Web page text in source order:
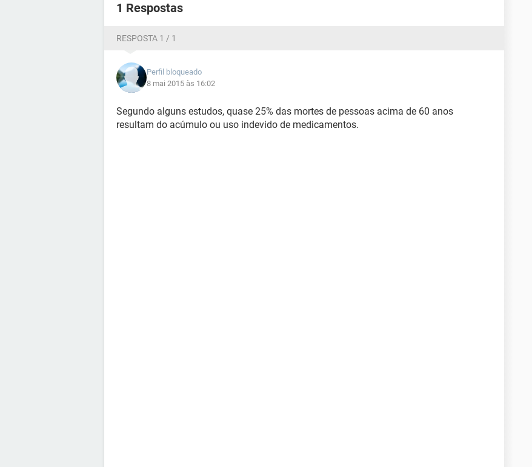
1 Respostas
RESPOSTA 1 / 1
Perfil bloqueado
8 mai 2015 às 16:02
Segundo alguns estudos, quase 25% das mortes de pessoas acima de 60 anos
resultam do acúmulo ou uso indevido de medicamentos.